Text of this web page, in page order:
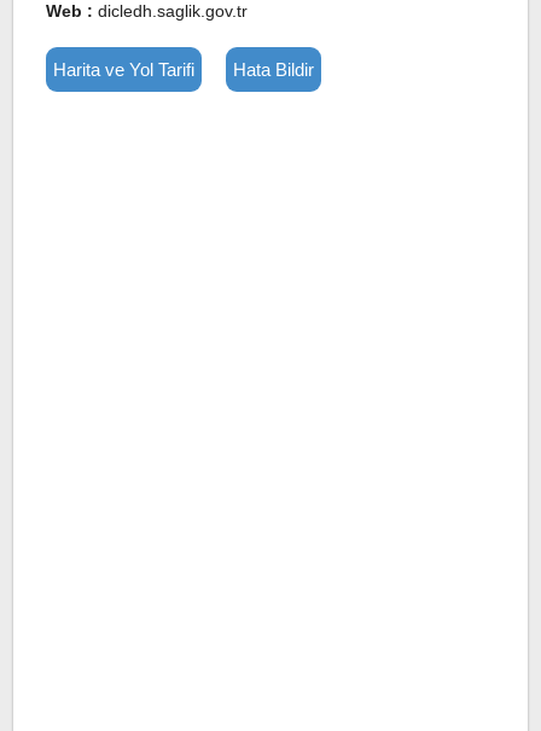
Web : dicledh.saglik.gov.tr
Harita ve Yol Tarifi Hata Bildir